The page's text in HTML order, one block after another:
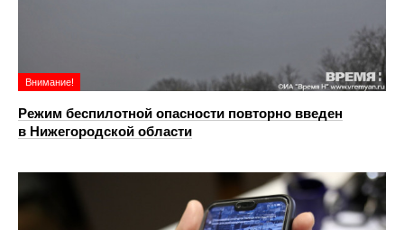
Внимание!
Режим беспилотной опасности повторно введен
в Нижегородской области